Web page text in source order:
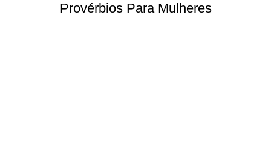
Provérbios Para Mulheres